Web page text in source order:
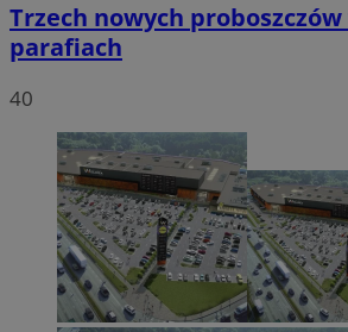
Trzech nowych
parafiach
40